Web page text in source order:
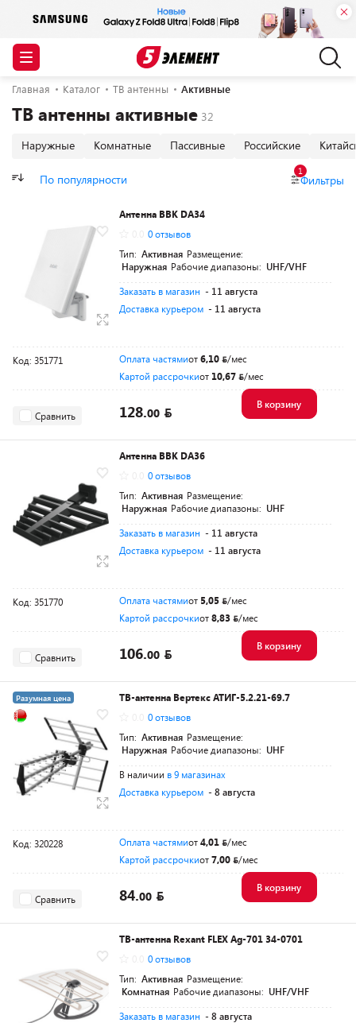
Главная Каталог ТВ антенны Активные
ТВ антенны активные
Наружные Комнатные Пассивные Российские
По популярности Фильтры
1
Антенна BBK DA34
0 отзывов
Тип: Активная Размещение:
Наружная Рабочие диапазоны: UHF/VHF
Заказать в магазин - 11 августа
Доставка курьером - 11 августа
Код: 351771 Оплата частямиот6,10
/мес
Картой рассрочкиот 10,67 /мес
Сравнить 128.00
В корзину
Антенна BBK DA36
0 отзывов
Тип: Активная Размещение:
Наружная Рабочие диапазоны: UHF
Заказать в магазин - 11 августа
Доставка курьером - 11 августа
Код: 351770 Оплата частямиот 5,05
/мес
Картой рассрочкиот8,83 /мес
Сравнить 106.00
В корзину
Разумная цена
ТВ-антенна Вертекс АТИГ-5.2.21-69.7
0 отзывов
Тип: Активная Размещение:
Наружная Рабочие диапазоны: UHF
В наличии в 9 магазинах
Доставка курьером - 8 августа
Код: 320228 Оплата частямиот4,01
/мес
Картой рассрочкиот7,00 /мес
Сравнить 84.00
В корзину
ТВ-антенна Rexant FLEX Ag-701 34-0701
0 отзывов
Тип: Активная Размещение:
Комнатная Рабочие диапазоны: UHF/VHF
Заказать в магазин - 8 августа